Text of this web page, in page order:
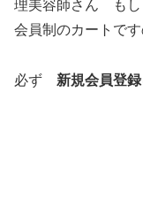
理美容師さん も
会員制のカートで
必ず 新規会員登録